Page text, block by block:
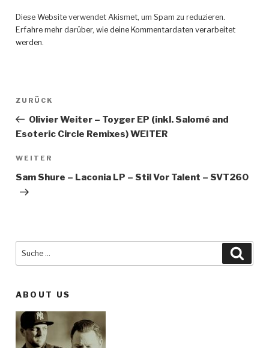
Diese Website verwendet Akismet, um Spam zu reduzieren.
Erfahre mehr darüber, wie deine Kommentardaten verarbeitet
werden.
Beitragsnavigation
Vorheriger
ZURÜCK
Olivier Weiter – Toyger EP (inkl. Salomé and
Esoteric Circle Remixes) WEITER
Nächster
Beitrag
WEITER
Sam Shure – Laconia LP – Stil Vor Talent – SVT260
ABOUT US